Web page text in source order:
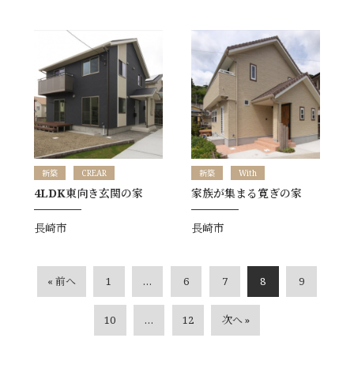
新築 CREAR
4LDK東向き玄関の家
長崎市
新築 With
家族が集まる寛ぎの家
長崎市
« 前へ 1 … 6 7 8 9
10 … 12 次へ »